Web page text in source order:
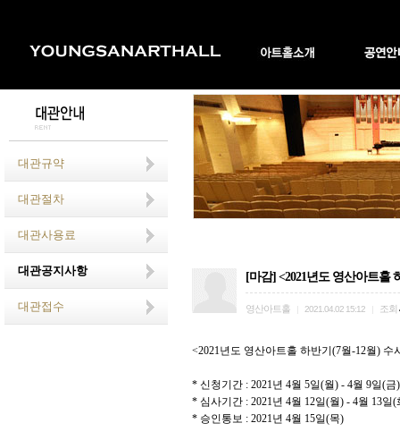
대관규약
대관절차
대관사용료
대관공지사항
대관접수
[마감] <2021년도 영산아트홀
영산아트홀 2021.04.02 15:12 조회
<2021년도 영산아트홀 하반기 (7월-12월) 수
* 신청기간 : 2021년 4월 5일(월) - 4월 9일(금)
* 심사기간 : 2021년 4월 12일(월) - 4월 13일(
* 승인통보 : 2021년 4월 15일(목)